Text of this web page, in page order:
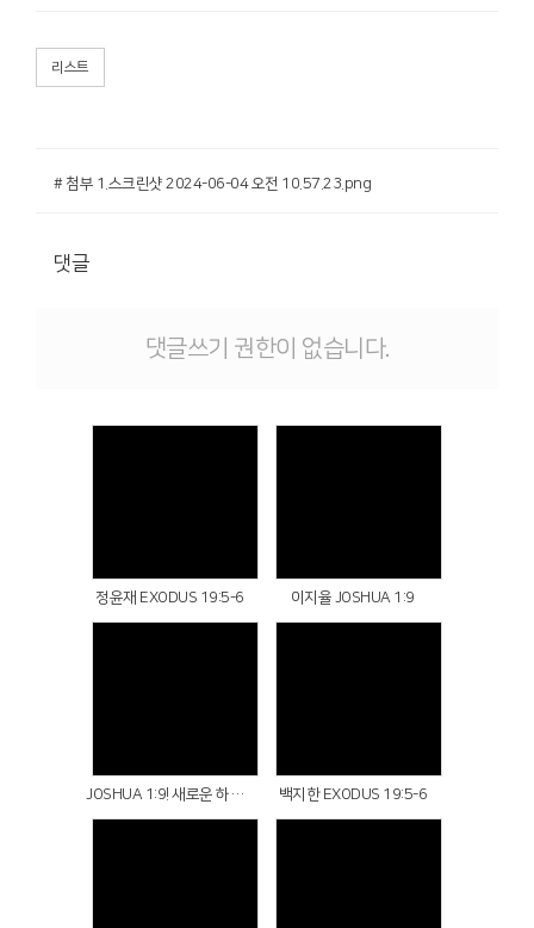
리스트
# 첨부 1.스크린샷 2024-06-04 오전 10.57.23.png
댓글
댓글쓰기 권한이 없습니다.
정윤재 EXODUS 19:5-6 이지율 JOSHUA 1:9
JOSHUA 1:9! 새로운 하가다입니다^^ 백지한 EXODUS 19:5-6